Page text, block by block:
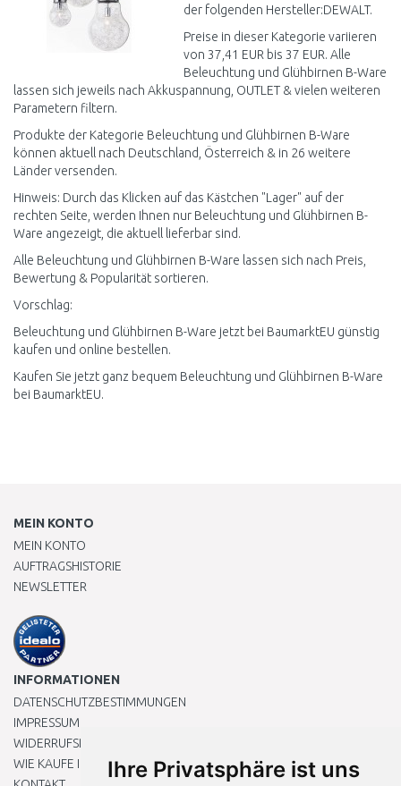
Ihre Privatsphäre ist uns
der folgenden Hersteller:DEWALT.
Preise in dieser Kategorie variieren
von 37,41 EUR bis 37 EUR. Alle
Beleuchtung und Glühbirnen B-Ware
lassen sich jeweils nach Akkuspannung, OUTLET & vielen weiteren
Parametern filtern.
Produkte der Kategorie Beleuchtung und Glühbirnen B-Ware
können aktuell nach Deutschland, Österreich & in 26 weitere
Länder versenden.
Hinweis: Durch das Klicken auf das Kästchen "Lager" auf der
rechten Seite, werden Ihnen nur Beleuchtung und Glühbirnen B-
Ware angezeigt, die aktuell lieferbar sind.
Alle Beleuchtung und Glühbirnen B-Ware lassen sich nach Preis,
Bewertung & Popularität sortieren.
Vorschlag:
Beleuchtung und Glühbirnen B-Ware jetzt bei BaumarktEU günstig
kaufen und online bestellen.
Kaufen Sie jetzt ganz bequem Beleuchtung und Glühbirnen B-Ware
bei BaumarktEU.
MEIN KONTO
MEIN KONTO
AUFTRAGSHISTORIE
NEWSLETTER
INFORMATIONEN
DATENSCHUTZBESTIMMUNGEN
IMPRESSUM
WIDERRUFSRECHT
WIE KAUFE ICH EIN?